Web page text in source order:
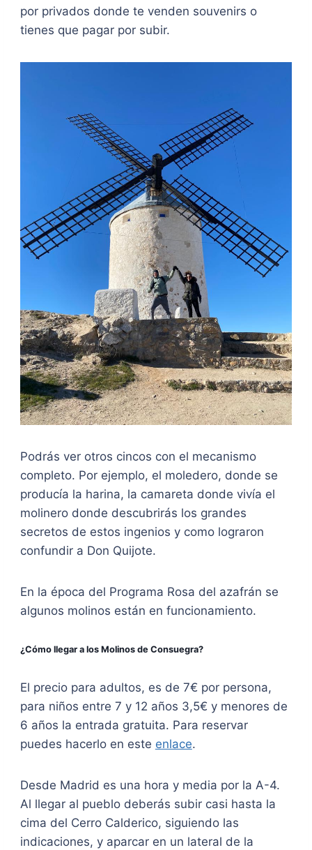
por privados donde te venden souvenirs o
tienes que pagar por subir.
Podrás ver otros cincos con el mecanismo
completo. Por ejemplo, el moledero, donde se
producía la harina, la camareta donde vivía el
molinero donde descubrirás los grandes
secretos de estos ingenios y como lograron
confundir a Don Quijote.
En la época del Programa Rosa del azafrán se
algunos molinos están en funcionamiento.
¿Cómo llegar a los Molinos de Consuegra?
El precio para adultos, es de 7€ por persona,
para niños entre 7 y 12 años 3,5€ y menores de
6 años la entrada gratuita. Para reservar
puedes hacerlo en este enlace.
Desde Madrid es una hora y media por la A-4.
Al llegar al pueblo deberás subir casi hasta la
cima del Cerro Calderico, siguiendo las
indicaciones, y aparcar en un lateral de la